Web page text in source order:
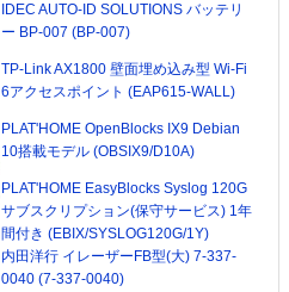
IDEC AUTO-ID SOLUTIONS バッテリ
ー BP-007 (BP-007)
TP-Link AX1800 壁面埋め込み型 Wi-Fi
6アクセスポイント (EAP615-WALL)
PLAT'HOME OpenBlocks IX9 Debian
10搭載モデル (OBSIX9/D10A)
PLAT'HOME EasyBlocks Syslog 120G
サブスクリプション(保守サービス) 1年
間付き (EBIX/SYSLOG120G/1Y)
内田洋行 イレーザーFB型(大) 7-337-
0040 (7-337-0040)